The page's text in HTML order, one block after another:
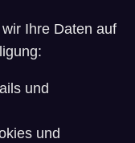
Ihre Daten auf
und
und